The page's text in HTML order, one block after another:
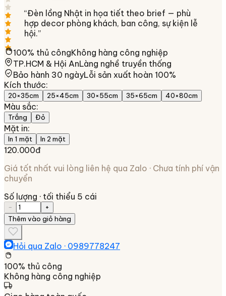
“Đèn lồng Nhật in họa tiết theo brief — phù
hợp decor phòng khách, ban công, sự kiện lễ
hội.”
100% thủ côngKhông hàng công nghiệp
TP.HCM & Hội AnLàng nghề truyền thống
Bảo hành 30 ngàyLỗi sản xuất hoàn 100%
Kích thước:
20×35cm 25×45cm 30×55cm 35×65cm 40×80cm
Màu sắc:
Trắng Đỏ
Mặt in:
In 1 mặt In 2 mặt
120.000đ
Giá tốt nhất vui lòng liên hệ qua Zalo · Chưa tính phí vận
chuyển
Số lượng · tối thiểu 5 cái
−
+
Thêm vào giỏ hàng
Hỏi qua Zalo · 0989778247
100% thủ công
Không hàng công nghiệp